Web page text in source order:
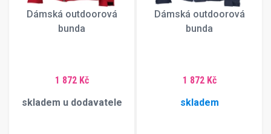
Dámská outdoorová
bunda
1 872 Kč
skladem u dodavatele
Dámská outdoorová
bunda
1 872 Kč
skladem